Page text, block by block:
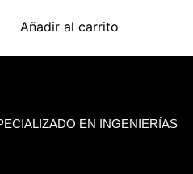
Añadir al carrito
EN INGENIERÍAS